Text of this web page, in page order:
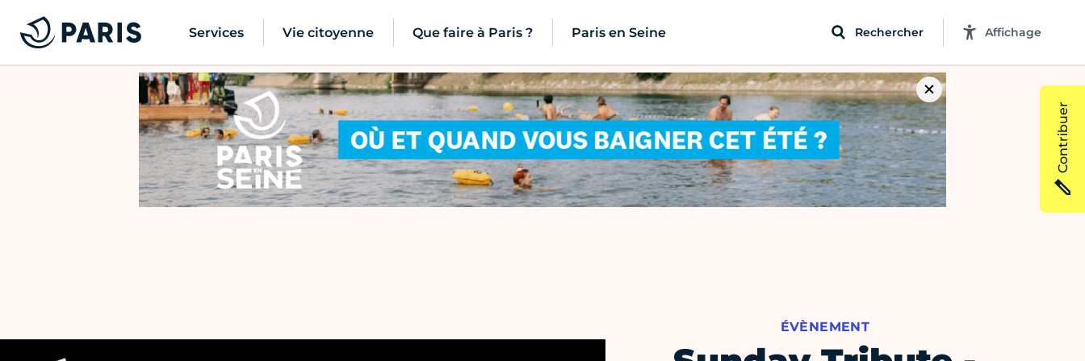
Services Vie citoyenne Que faire à Paris ? Paris en Seine Rechercher Affichage
ÉVÈNEMENT
Contribuer